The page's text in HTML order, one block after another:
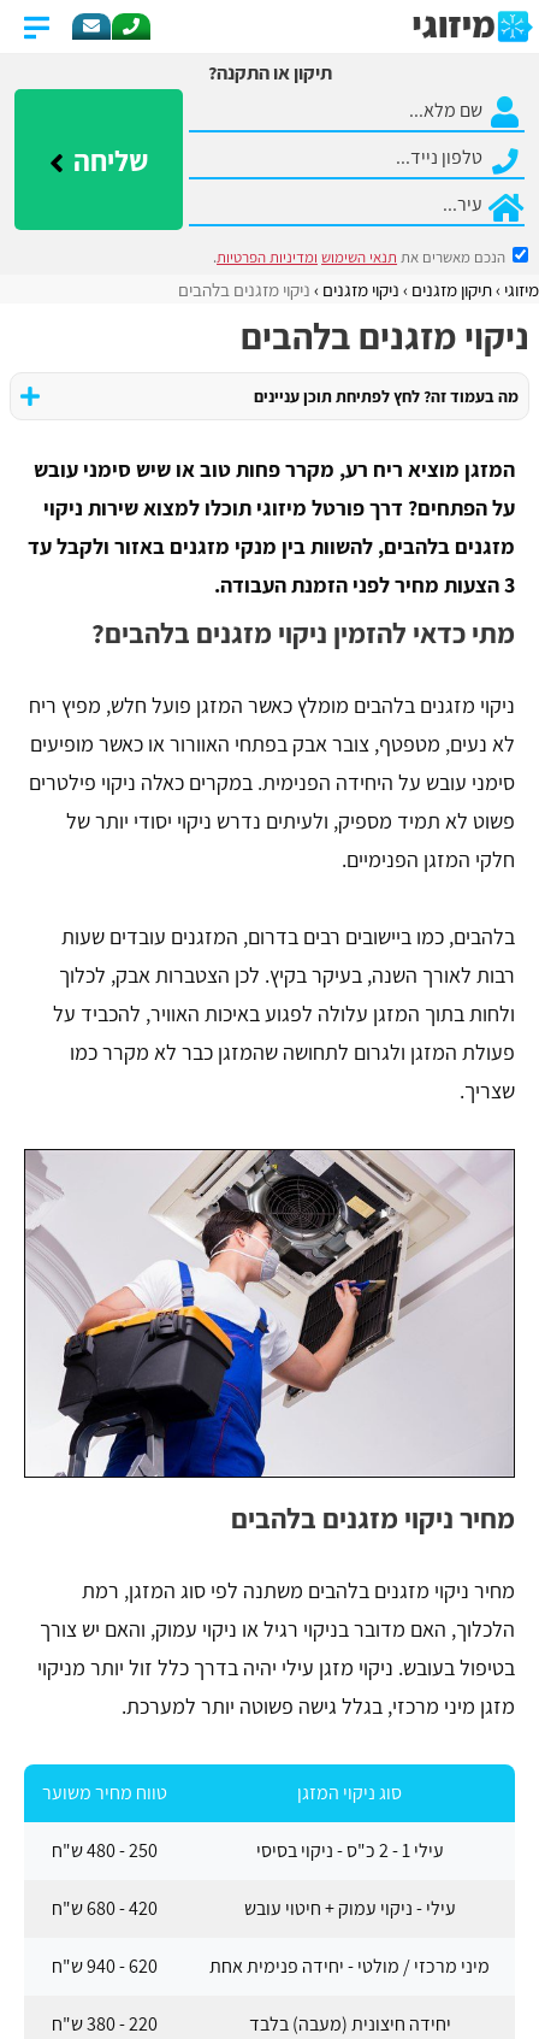
תיקון או התקנה?
שליחה
הנכם מאשרים את תנאי השימוש ומדיניות הפרטיות.
מיזוגי תיקון מזגנים ניקוי מזגנים ניקוי מזגנים בלהבים
ניקוי מזגנים בלהבים
מה בעמוד זה? לחץ לפתיחת תוכן עניינים
המזגן מוציא ריח רע, מקרר פחות טוב או שיש סימני עובש
על הפתחים? דרך פורטל מיזוגי תוכלו למצוא שירות ניקוי
מזגנים בלהבים, להשוות בין מנקי מזגנים באזור ולקבל עד
3 הצעות מחיר לפני הזמנת העבודה.
מתי כדאי להזמין ניקוי מזגנים בלהבים?
ניקוי מזגנים בלהבים מומלץ כאשר המזגן פועל חלש, מפיץ ריח
לא נעים, מטפטף, צובר אבק בפתחי האוורור או כאשר מופיעים
סימני עובש על היחידה הפנימית. במקרים כאלה ניקוי פילטרים
פשוט לא תמיד מספיק, ולעיתים נדרש ניקוי יסודי יותר של
חלקי המזגן הפנימיים.
בלהבים, כמו ביישובים רבים בדרום, המזגנים עובדים שעות
רבות לאורך השנה, בעיקר בקיץ. לכן הצטברות אבק, לכלוך
ולחות בתוך המזגן עלולה לפגוע באיכות האוויר, להכביד על
פעולת המזגן ולגרום לתחושה שהמזגן כבר לא מקרר כמו
שצריך.
מחיר ניקוי מזגנים בלהבים
מחיר ניקוי מזגנים בלהבים משתנה לפי סוג המזגן, רמת
הלכלוך, האם מדובר בניקוי רגיל או ניקוי עמוק, והאם יש צורך
בטיפול בעובש. ניקוי מזגן עילי יהיה בדרך כלל זול יותר מניקוי
מזגן מיני מרכזי, בגלל גישה פשוטה יותר למערכת.
סוג ניקוי המזגן טווח מחיר משוער
עילי 1 - 2 כ"ס - ניקוי בסיסי 250 - 480 ש"ח
עילי - ניקוי עמוק + חיטוי עובש 420 - 680 ש"ח
מיני מרכזי / מולטי - יחידה פנימית אחת 620 - 940 ש"ח
יחידה חיצונית (מעבה) בלבד 220 - 380 ש"ח